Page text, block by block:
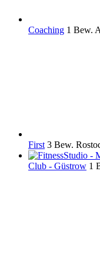
Coaching 1 Bew.
First 3 Bew.
Club - Güstrow 1